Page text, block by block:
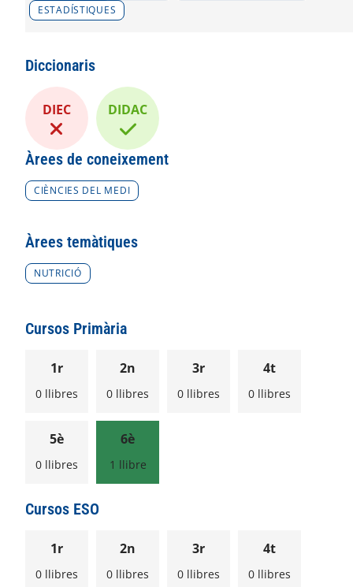
ESTADÍSTIQUES
Diccionaris
DIEC DIDAC
Àrees de coneixement
CIÈNCIES DEL MEDI
Àrees temàtiques
NUTRICIÓ
Cursos Primària
1r
0 llibres
2n
0 llibres
3r
0 llibres
4t
0 llibres
5è
0 llibres
6è
1 llibre
Cursos ESO
1r
0 llibres
2n
0 llibres
3r
0 llibres
4t
0 llibres